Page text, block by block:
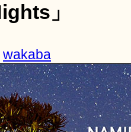
」
wakaba